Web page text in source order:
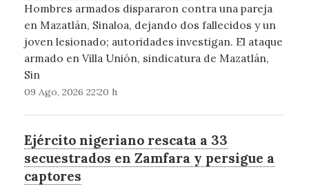
Hombres armados dispararon contra una pareja
en Mazatlán, Sinaloa, dejando dos fallecidos y un
joven lesionado; autoridades investigan. El ataque
armado en Villa Unión, sindicatura de Mazatlán,
Sin
09 Ago, 2026 22:20 h
Ejército nigeriano rescata a 33
secuestrados en Zamfara y persigue a
captores